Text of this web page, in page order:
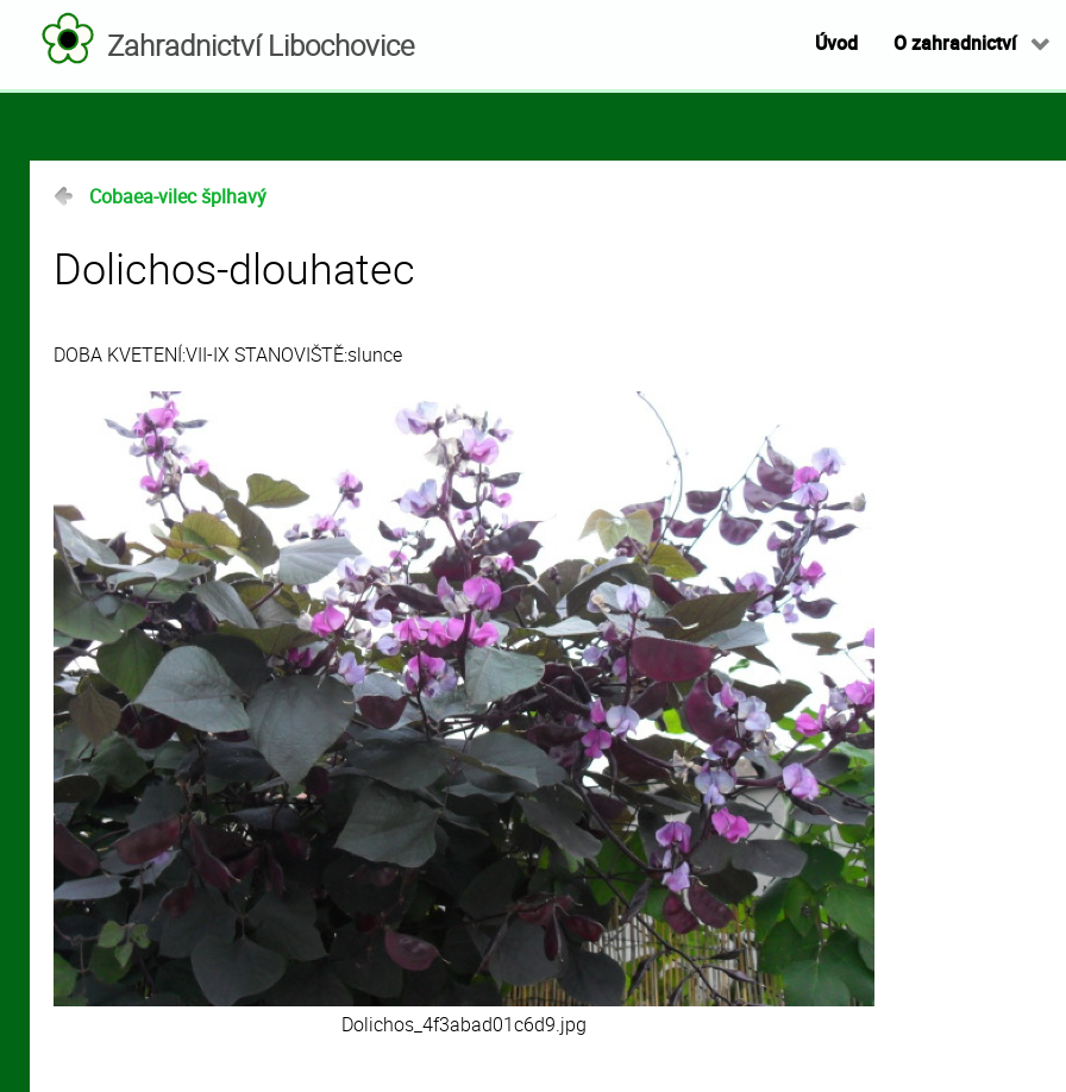
Zahradnictví Libochovice Úvod O zahradnictví
Cobaea-vilec šplhavý
Dolichos-dlouhatec
DOBA KVETENÍ:VII-IX STANOVIŠTĚ:slunce
Dolichos_4f3abad01c6d9.jpg